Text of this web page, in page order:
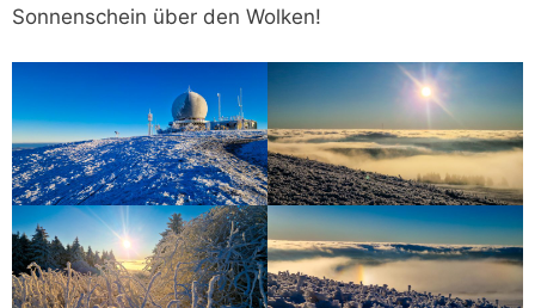
Sonnenschein über den Wolken!